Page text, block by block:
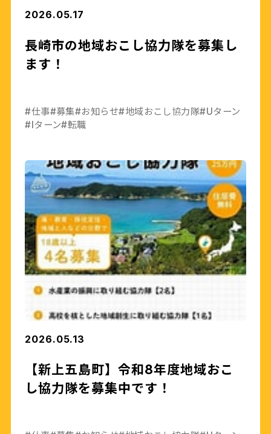
2026.05.17
長崎市の地域おこし協力隊を募集し
ます！
#仕事#募集#お知らせ#地域おこし協力隊#Uターン
#Iターン#転職
2026.05.13
【新上五島町】令和8年度地域おこ
し協力隊を募集中です！